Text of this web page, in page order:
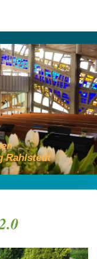
Rahlstedt